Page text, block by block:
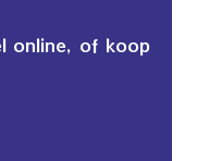
online, of koop